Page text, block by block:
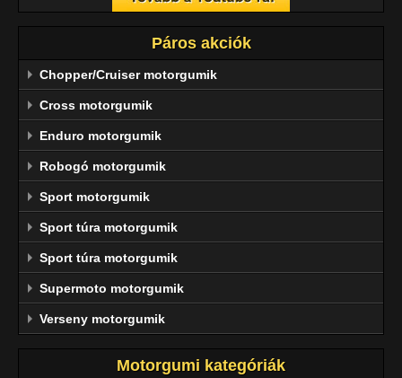
Páros akciók
Chopper/Cruiser motorgumik
Cross motorgumik
Enduro motorgumik
Robogó motorgumik
Sport motorgumik
Sport túra motorgumik
Sport túra motorgumik
Supermoto motorgumik
Verseny motorgumik
Motorgumi kategóriák